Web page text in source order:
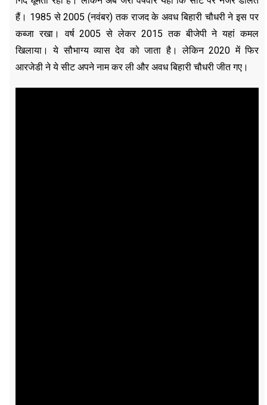
हैं। 1985 से 2005 (नवंबर) तक राजद के अवध बिहारी चौधरी ने इस पर
कब्जा रखा। वर्ष 2005 से लेकर 2015 तक बीजेपी ने यहां कमल
खिलाया। ये सौभाग्य व्यास देव को जाता है। लेकिन 2020 में फिर
आरजेडी ने ये सीट अपने नाम कर ली और अवध बिहारी चौधरी जीत गए।